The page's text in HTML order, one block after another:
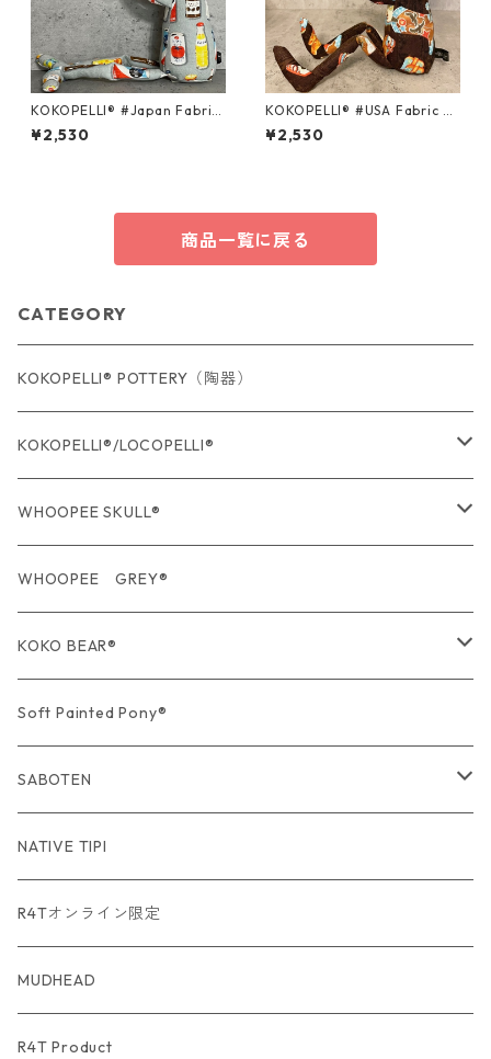
KOKOPELLI® #Japan Fabric
series ＃063/Mサイズ
¥2,530
KOKOPELLI® #USA Fabric se
ries ＃133/Mサイズ
¥2,530
商品一覧に戻る
CATEGORY
KOKOPELLI® POTTERY（陶器）
KOKOPELLI®/LOCOPELLI®
USA Fabric series数量限定
期間限定商品
WHOOPEE SKULL®
USA Fabric series数量限定
期間限定商品
WHOOPEE GREY®
KOKO BEAR®
USA Fabric series数量限定
Soft Painted Pony®
SABOTEN
USA Fabric series数量限定
NATIVE TIPI
R4Tオンライン限定
MUDHEAD
R4T Product